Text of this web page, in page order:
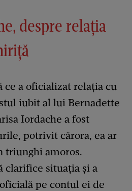
despre relația
ce a oficializat relația cu
iubit al lui Bernadette
Iordache a fost
potrivit cărora, ea ar
amoros.
clarifice situația și a
pe contul ei de